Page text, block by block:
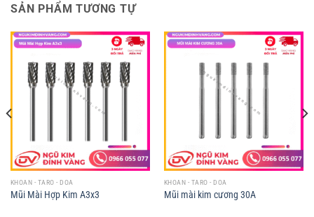
SẢN PHẨM TƯƠNG TỰ
KHOAN - TARO - DOA
Mũi Mài Hợp Kim A3x3
KHOAN - TARO - DOA
Mũi mài kim cương 30A